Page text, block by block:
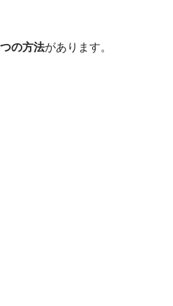
の方法があります。